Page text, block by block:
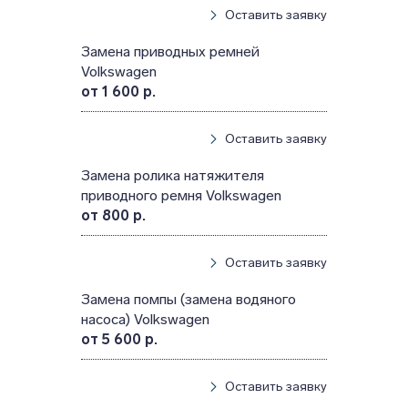
Оставить заявку
Замена приводных ремней
Volkswagen
от 1 600 р.
Оставить заявку
Замена ролика натяжителя
приводного ремня Volkswagen
от 800 р.
Оставить заявку
Замена помпы (замена водяного
насоса) Volkswagen
от 5 600 р.
Оставить заявку